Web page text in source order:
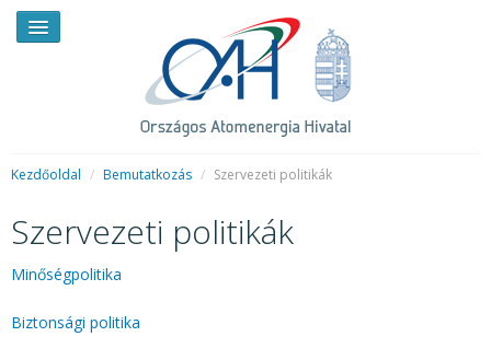
HÍREK
RENDKÍVÜLI HÍREK
SAJTÓSZOBA
Kezdőoldal / Bemutatkozás / Szervezeti politikák
Szervezeti politikák
Minőségpolitika
Biztonsági politika